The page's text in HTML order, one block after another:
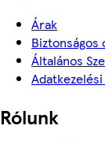
Árak
Biztonságos
Általános
Rólunk